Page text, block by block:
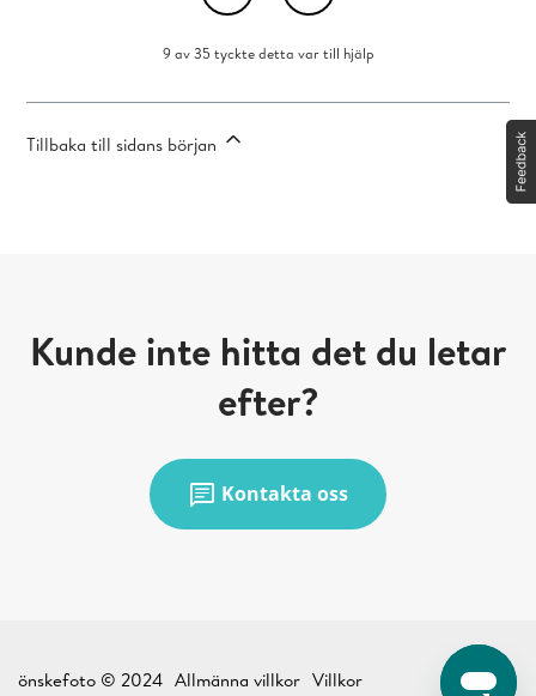
9 av 35 tyckte detta var till hjälp
Tillbaka till sidans början
Kunde inte hitta det du letar
efter?
chat Kontakta oss
önskefoto © 2024 Allmänna villkor Villkor